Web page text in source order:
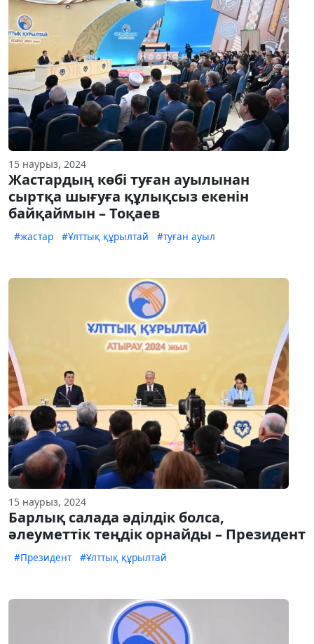
15 наурыз, 2024
Жастардың көбі туған ауылынан
сыртқа шығуға құлықсыз екенін
байқаймын – Тоқаев
#жастар #Ұлттық құрылтай #туған ауыл
15 наурыз, 2024
Барлық салада әділдік болса,
әлеуметтік теңдік орнайды – Президент
#Президент #Ұлттық құрылтай